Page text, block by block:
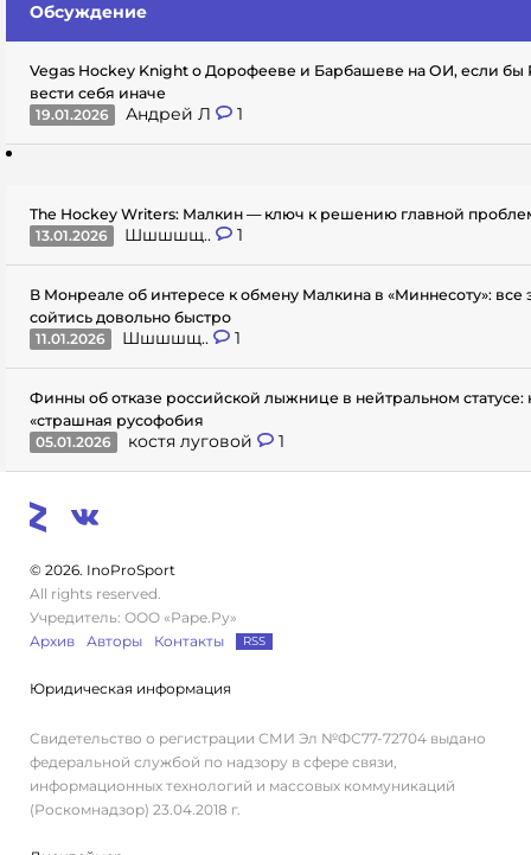
Обсуждение
Vegas Hockey Knight о Дорофееве и Барбашеве на ОИ, если бы
вести себя иначе
19.01.2026
Андрей Л 1
The Hockey Writers: Малкин — ключ к решению главной
13.01.2026
Шшшшщ.. 1
В Монреале об интересе к обмену Малкина в «Миннесоту»: все
сойтись довольно быстро
11.01.2026
Шшшшщ.. 1
Финны об отказе российской лыжнице в нейтральном статусе:
«страшная русофобия
05.01.2026
костя луговой 1
© 2026. InoProSport
All rights reserved.
Учредитель: ООО «Раре.Ру»
Архив
Авторы Контакты RSS
Юридическая информация
Свидетельство о регистрации СМИ Эл №ФС77-72704 выдано
федеральной службой по надзору в сфере связи,
информационных технологий и массовых коммуникаций
(Роскомнадзор) 23.04.2018 г.